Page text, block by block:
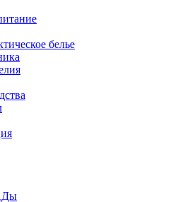
белье